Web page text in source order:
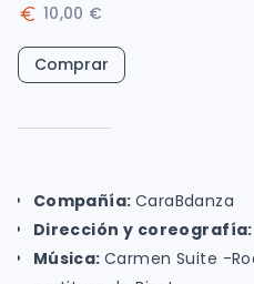
10,00 €
Comprar
Compañía: CaraBdanza
Dirección y
Música:Carmen Suite -